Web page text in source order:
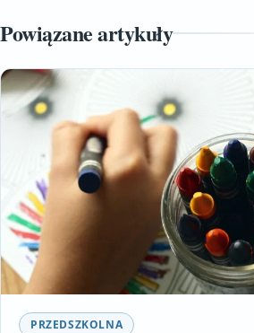
Powiązane artykuły
PRZEDSZKOLNA